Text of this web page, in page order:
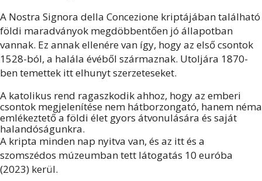
A Nostra Signora della Concezione kriptájában található
földi maradványok megdöbbentően jó állapotban
vannak. Ez annak ellenére van így, hogy az első csontok
1528-ból, a halála évéből származnak. Utoljára 1870-
ben temettek itt elhunyt szerzeteseket.
A katolikus rend ragaszkodik ahhoz, hogy az emberi
csontok megjelenítése nem hátborzongató, hanem néma
emlékeztető a földi élet gyors átvonulására és saját
halandóságunkra.
A kripta minden nap nyitva van, és az itt és a
szomszédos múzeumban tett látogatás 10 euróba
(2023) kerül.